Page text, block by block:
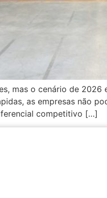
mas o cenário de
as empresas não
competitivo […]